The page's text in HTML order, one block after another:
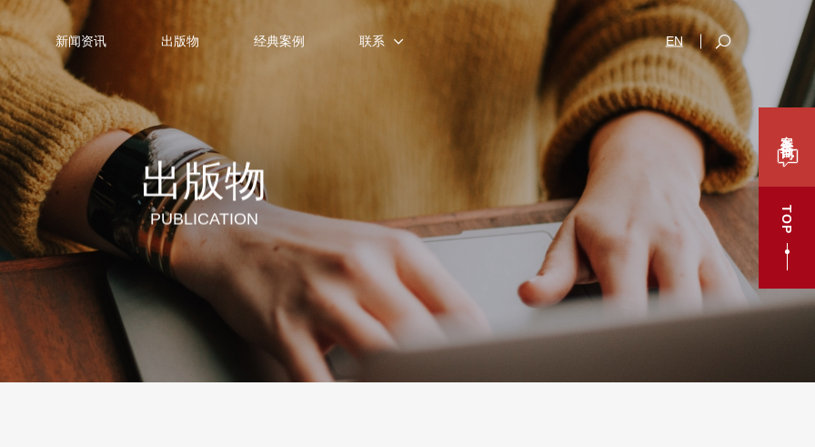
新闻资讯 出版物 经典案例 联系 EN
TOP
出版物
PUBLICATION